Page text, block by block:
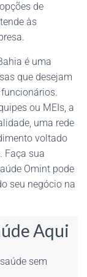
de
às
é uma
que desejam
ou MEIs, a
uma rede
voltado
Faça sua
Omint pode
seu negócio na
Aqui
sem